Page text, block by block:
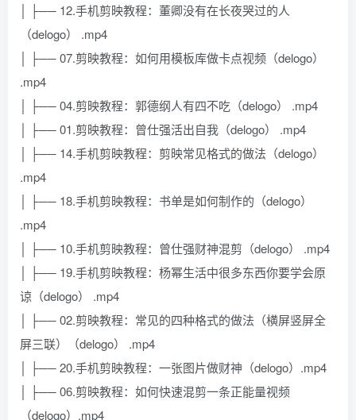
│ ├── 12.手机剪映教程：董卿没有在长夜哭过的人
（delogo） .mp4
│ ├── 07.剪映教程：如何用模板库做卡点视频（delogo）
.mp4
│ ├── 04.剪映教程：郭德纲人有四不吃（delogo） .mp4
│ ├── 01.剪映教程：曾仕强活出自我（delogo） .mp4
│ ├── 14.手机剪映教程：剪映常见格式的做法（delogo）
.mp4
│ ├── 18.手机剪映教程：书单是如何制作的（delogo）
.mp4
│ ├── 10.手机剪映教程：曾仕强财神混剪（delogo） .mp4
│ ├── 19.手机剪映教程：杨幂生活中很多东西你要学会原
谅（delogo） .mp4
│ ├── 02.剪映教程：常见的四种格式的做法（横屏竖屏全
屏三联）（delogo） .mp4
│ ├── 20.手机剪映教程：一张图片做财神（delogo）.mp4
│ ├── 06.剪映教程：如何快速混剪一条正能量视频
（delogo）.mp4